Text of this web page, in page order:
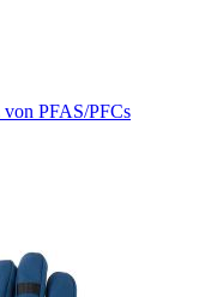
von PFAS/PFCs